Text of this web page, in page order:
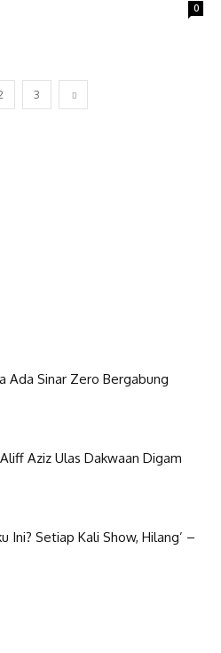
0
3
Ada Sinar Zero Bergabung
Aziz Ulas Dakwaan Digam
Ini? Setiap Kali Show, Hilang’ –